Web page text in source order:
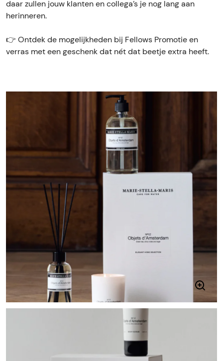
daar zullen jouw klanten en collega’s je nog lang aan
herinneren.
👉 Ontdek de mogelijkheden bij Fellows Promotie en
verras met een geschenk dat nét dat beetje extra heeft.